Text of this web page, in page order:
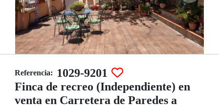
Referencia:
1029-9201
Finca de recreo (Independiente) en
venta en Carretera de Paredes a